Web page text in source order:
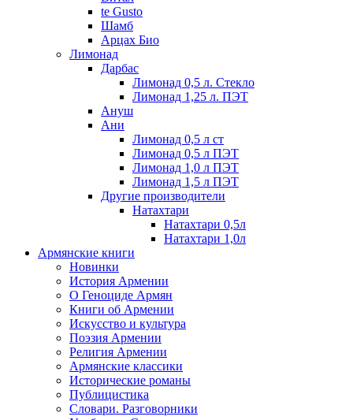
te Gusto
Шамб
Арцах Био
Лимонад
Дарбас
Лимонад 0,5 л. Стекло
Лимонад 1,25 л. ПЭТ
Ануш
Ани
Лимонад 0,5 л ст
Лимонад 0,5 л ПЭТ
Лимонад 1,0 л ПЭТ
Лимонад 1,5 л ПЭТ
Другие производители
Натахтари
Натахтари 0,5л
Натахтари 1,0л
Армянские книги
Новинки
История Армении
О Геноциде Армян
Книги об Армении
Иcкусство и культура
Поэзия Армении
Религия Армении
Армянские классики
Исторические романы
Публицистика
Словари. Разговорники